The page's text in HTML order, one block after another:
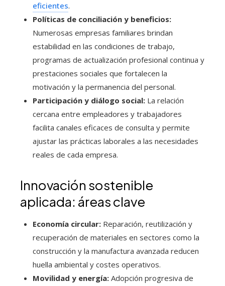
eficientes.
Políticas de conciliación y beneficios:
Numerosas empresas familiares brindan
estabilidad en las condiciones de trabajo,
programas de actualización profesional continua y
prestaciones sociales que fortalecen la
motivación y la permanencia del personal.
Participación y diálogo social: La relación
cercana entre empleadores y trabajadores
facilita canales eficaces de consulta y permite
ajustar las prácticas laborales a las necesidades
reales de cada empresa.
Innovación sostenible
aplicada: áreas clave
Economía circular: Reparación, reutilización y
recuperación de materiales en sectores como la
construcción y la manufactura avanzada reducen
huella ambiental y costes operativos.
Movilidad y energía: Adopción progresiva de